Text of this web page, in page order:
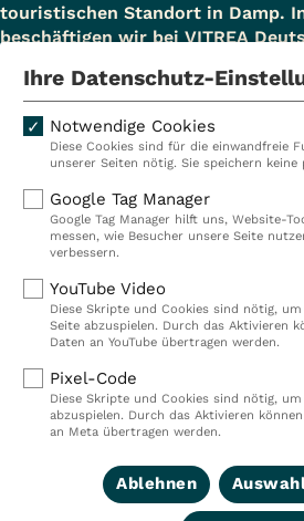
touristischen Standort in Damp.
beschäftigen wir bei VITREA
Kliniken
Reha
Prävention
VITREA Deutschland
IMPRESSUM
Ihre Datenschutz-
Notwendige Cookies
Diese Cookies sind für die einwandfreie
unserer Seiten nötig. Sie speichern keine
Google Tag Manager
Google Tag Manager hilft uns, Website-
messen, wie Besucher unsere Seite
verbessern.
YouTube Video
Diese Skripte und Cookies sind nötig, um
Seite abzuspielen. Durch das Aktivieren
Daten an YouTube übertragen werden.
Pixel-Code
Diese Skripte und Cookies sind nötig,
abzuspielen. Durch das Aktivieren
an Meta übertragen werden.
Ablehnen